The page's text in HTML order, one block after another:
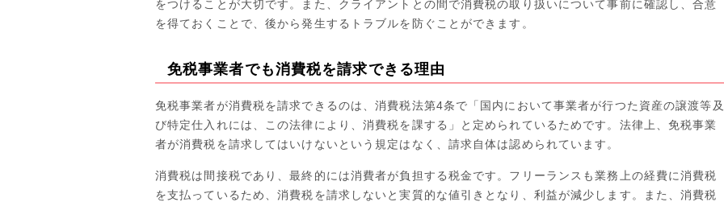
をつけることが大切です。また、クライアントとの間で消費税の取り扱いについて事前に確認し、合意
を得ておくことで、後から発生するトラブルを防ぐことができます。
免税事業者でも消費税を請求できる理由
免税事業者が消費税を請求できるのは、消費税法第4条で「国内において事業者が行つた資産の譲渡等及
び特定仕入れには、この法律により、消費税を課する」と定められているためです。法律上、免税事業
者が消費税を請求してはいけないという規定はなく、請求自体は認められています。
消費税は間接税であり、最終的には消費者が負担する税金です。フリーランスも業務上の経費に消費税
を支払っているため、消費税を請求しないと実質的な値引きとなり、利益が減少します。また、消費税